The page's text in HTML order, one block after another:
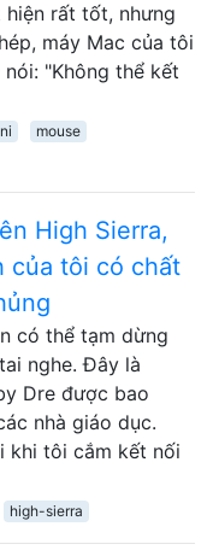
hiện rất tốt, nhưng
máy Mac của tôi
"Không thể kết
mouse
High Sierra,
của tôi có chất
có thể tạm dừng
nghe. Đây là
Dre được bao
nhà giáo dục.
khi tôi cắm kết nối
high-sierra